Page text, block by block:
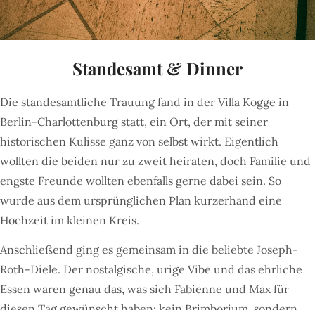
Standesamt & Dinner
Die standesamtliche Trauung fand in der Villa Kogge in
Berlin-Charlottenburg statt, ein Ort, der mit seiner
historischen Kulisse ganz von selbst wirkt. Eigentlich
wollten die beiden nur zu zweit heiraten, doch Familie und
engste Freunde wollten ebenfalls gerne dabei sein. So
wurde aus dem ursprünglichen Plan kurzerhand eine
Hochzeit im kleinen Kreis.
Anschließend ging es gemeinsam in die beliebte Joseph-
Roth-Diele. Der nostalgische, urige Vibe und das ehrliche
Essen waren genau das, was sich Fabienne und Max für